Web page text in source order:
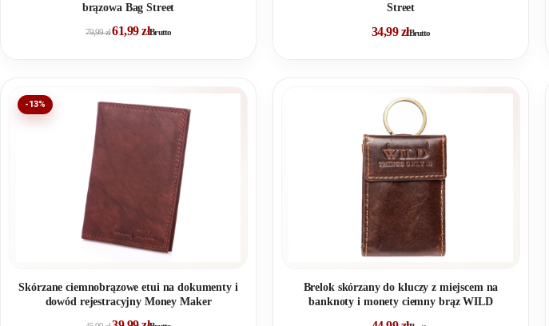
brązowa Bag Street
79,99zł61,99złBrutto
Street
34,99złBrutto
-13%
Skórzane ciemnobrązowe etui na dokumenty i
dowód rejestracyjny Money Maker
Brelok skórzany do kluczy z miejscem na
banknoty i monety ciemny brąz WILD